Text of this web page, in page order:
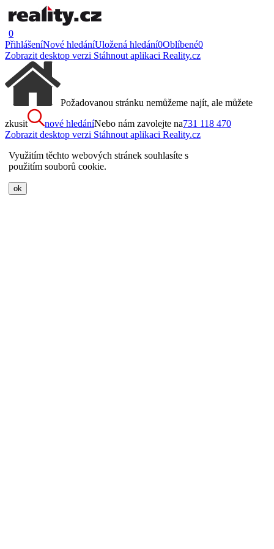
0
PřihlášeníNové hledáníUložená hledání0Oblíbené0
Zobrazit desktop verzi Stáhnout aplikaci Reality.cz
Požadovanou stránku nemůžeme najít, ale můžete
zkusit
nové hledáníNebo nám zavolejte na731 118 470
Zobrazit desktop verzi Stáhnout aplikaci Reality.cz
Využitím těchto webových stránek souhlasíte s
použitím souborů cookie.
ok